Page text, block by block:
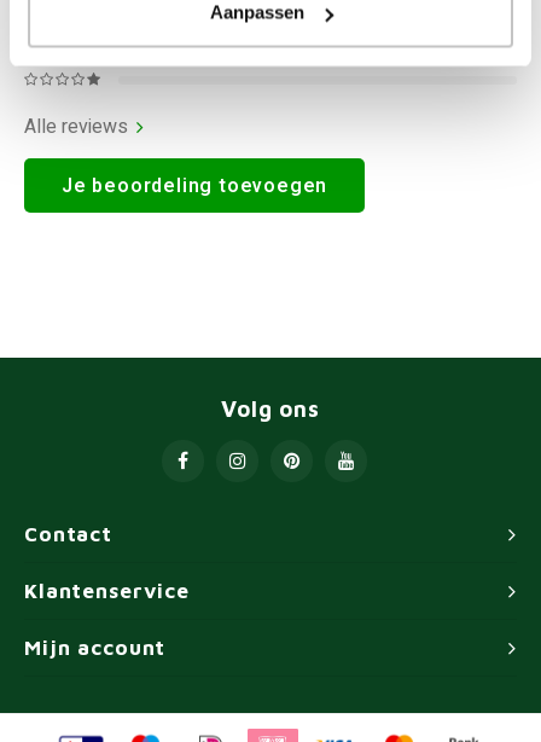
Aanpassen
Alle reviews
Je beoordeling toevoegen
Contact
Volg ons
Klantenservice
Mijn account